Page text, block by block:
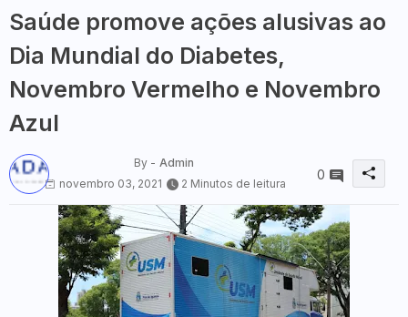
Saúde promove ações alusivas ao
Dia Mundial do Diabetes,
Novembro Vermelho e Novembro
Azul
By - Admin
novembro 03, 2021
2 Minutos de leitura
0